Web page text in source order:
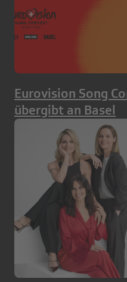
Eurovision Song
übergibt an Basel